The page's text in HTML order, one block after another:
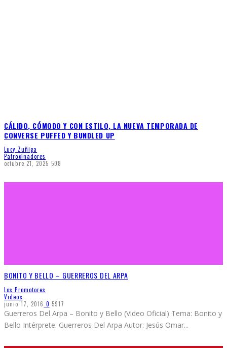
CÁLIDO, CÓMODO Y CON ESTILO, LA NUEVA TEMPORADA DE
CONVERSE PUFFED Y BUNDLED UP
Lucy Zuñiga
Patrocinadores
octubre 21, 2025 508
BONITO Y BELLO – GUERREROS DEL ARPA
Los Promotores
Videos
junio 17, 2016 0 5917
Guerreros Del Arpa – Bonito y Bello (Video Oficial) Tema: Bonito y
Bello Intérprete: Guerreros Del Arpa Autor: Jesús Omar...